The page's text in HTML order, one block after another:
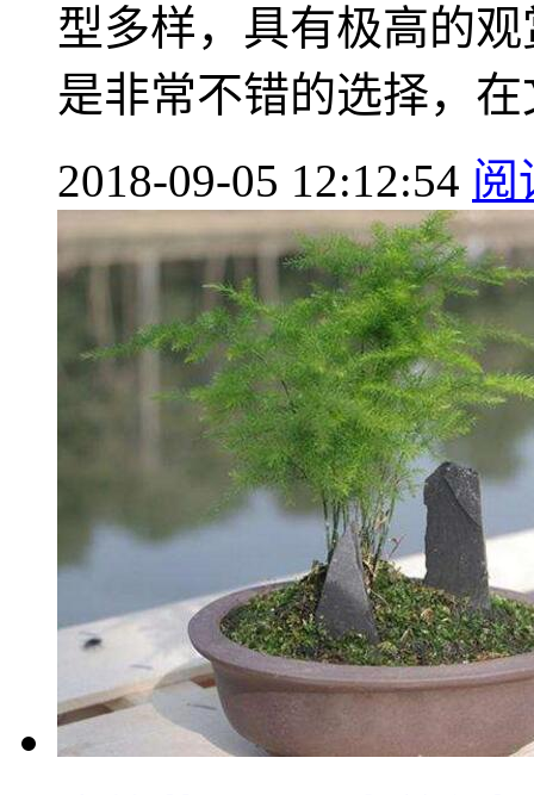
型多样，具有极高的
是非常不错的选择，在
2018-09-05 12:12:54 阅